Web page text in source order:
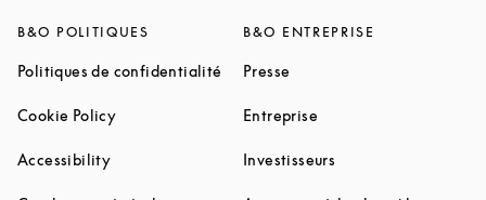
B&O POLITIQUES
Politiques de confidentialité Link Opens in New Tab
Cookie PolicyLink Opens in New Tab
AccessibilityLink Opens in New Tab
B&O ENTREPRISE
Presse
Entreprise
Investisseurs